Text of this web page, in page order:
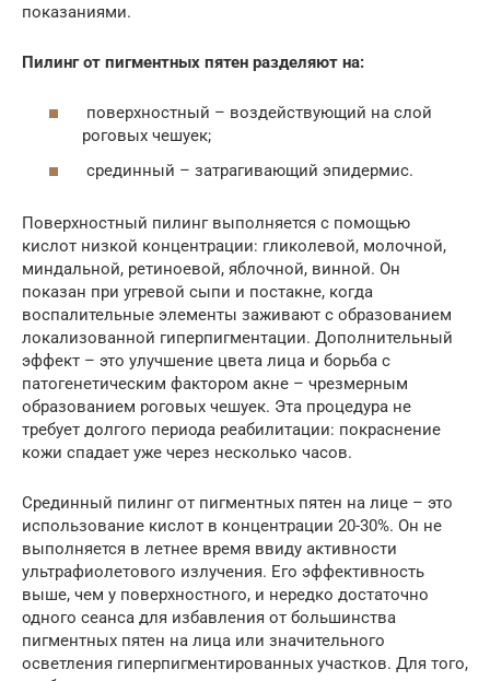
показаниями.
Пилинг от пигментных пятен разделяют на:
поверхностный – воздействующий на слой
роговых чешуек;
срединный – затрагивающий эпидермис.
Поверхностный пилинг выполняется с помощью
кислот низкой концентрации: гликолевой, молочной,
миндальной, ретиноевой, яблочной, винной. Он
показан при угревой сыпи и постакне, когда
воспалительные элементы заживают с образованием
локализованной гиперпигментации. Дополнительный
эффект – это улучшение цвета лица и борьба с
патогенетическим фактором акне – чрезмерным
образованием роговых чешуек. Эта процедура не
требует долгого периода реабилитации: покраснение
кожи спадает уже через несколько часов.
Срединный пилинг от пигментных пятен на лице – это
использование кислот в концентрации 20-30%. Он не
выполняется в летнее время ввиду активности
ультрафиолетового излучения. Его эффективность
выше, чем у поверхностного, и нередко достаточно
одного сеанса для избавления от большинства
пигментных пятен на лица или значительного
осветления гиперпигментированных участков. Для того,